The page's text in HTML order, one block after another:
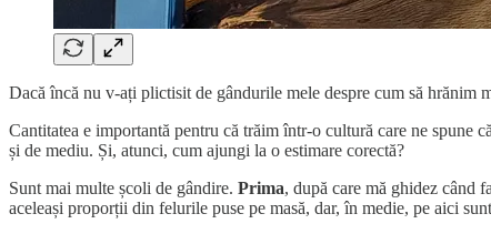
Dacă încă nu v-ați plictisit de gândurile mele despre cum să hrănim
Cantitatea e importantă pentru că trăim într-o cultură care ne spune
și de mediu. Și, atunci, cum ajungi la o estimare corectă?
Sunt mai multe școli de gândire. Prima, după care mă ghidez când
aceleași proporții din felurile puse pe masă, dar, în medie, pe aici